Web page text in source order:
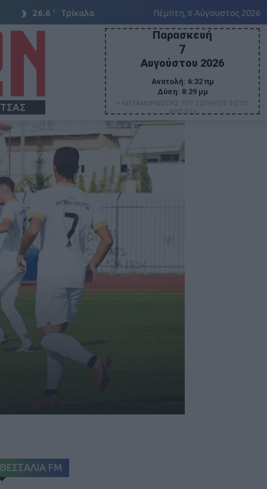
26.6 C Τρίκαλα Πέμπτη, 6 Αύγουστος 2026
Παρασκευή
7
Αυγούστου 2026
Ανατολή: 6:32 πμ
Δύση: 8:29 μμ
+ ΜΕΤΑΜΟΡΦΩΣΗΣ ΤΟΥ ΣΩΤΗΡΟΣ ΙΗΣΟΥ
ΧΡΙΣΤΟΥ
ΘΕΣΣΑΛΙΑ FM